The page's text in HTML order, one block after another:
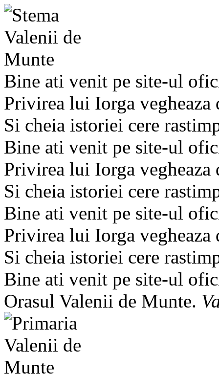
Bine ati venit pe site-ul
Privirea lui Iorga
Si cheia istoriei cere
Bine ati venit pe site-ul
Privirea lui Iorga
Si cheia istoriei cere
Bine ati venit pe site-ul
Privirea lui Iorga
Si cheia istoriei cere
Bine ati venit pe site-ul
Orasul Valenii de Munte.